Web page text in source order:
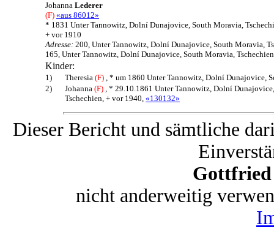
Johanna Lederer
(F) «aus 86012»
* 1831 Unter Tannowitz, Dolní Dunajovice, South Moravia,
+ vor 1910
Adresse: 200, Unter Tannowitz, Dolní Dunajovice, South Moravia,
165, Unter Tannowitz, Dolní Dunajovice, South Moravia,
Kinder:
1) Theresia (F) , * um 1860 Unter Tannowitz, Dolní Dunajovice,
2)
Johanna (F) , * 29.10.1861 Unter Tannowitz, Dolní
Tschechien, + vor 1940, «130132»
Dieser Bericht und sämtliche
Gottfried
nicht anderweitig